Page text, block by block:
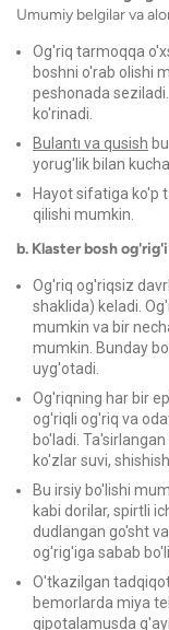
Umumiy belgilar va
Og'riq tarmoqqa
boshni o'rab olishi
peshonada
ko'rinadi.
Bulantı va qusish
yorug'lik bilan
Hayot sifatiga ko'p
qilishi mumkin.
b. Klaster bosh og'rig'i
Og'riq og'riqsiz
shaklida) keladi.
mumkin va bir
mumkin. Bunday
uyg'otadi.
Og'riqning har bir
og'riqli og'riq va
bo'ladi.
ko'zlar suvi,
Bu irsiy bo'lishi
kabi dorilar, spirtli
dudlangan go'sht
og'rig'iga sabab
O'tkazilgan
bemorlarda miya
gipotalamusda